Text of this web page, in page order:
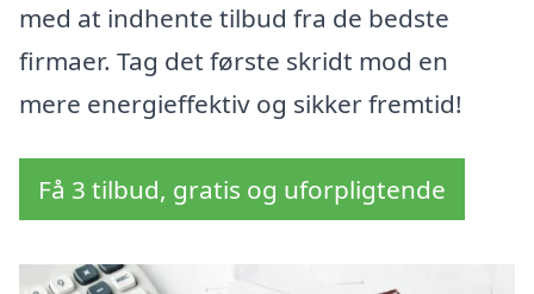
med at indhente tilbud fra de bedste
firmaer. Tag det første skridt mod en
mere energieffektiv og sikker fremtid!
Få 3 tilbud, gratis og uforpligtende